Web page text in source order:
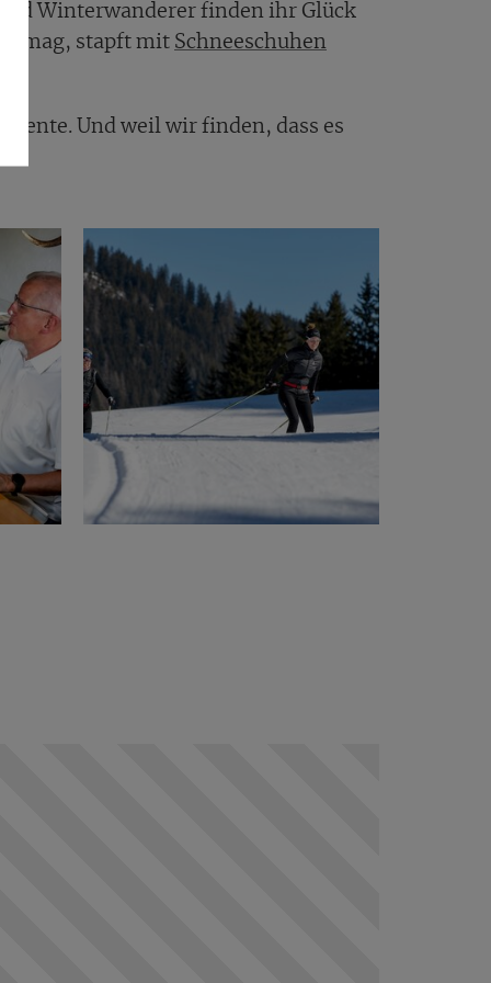
und Winterwanderer finden ihr Glück
mag, stapft mit Schneeschuhen
Und weil wir finden, dass es